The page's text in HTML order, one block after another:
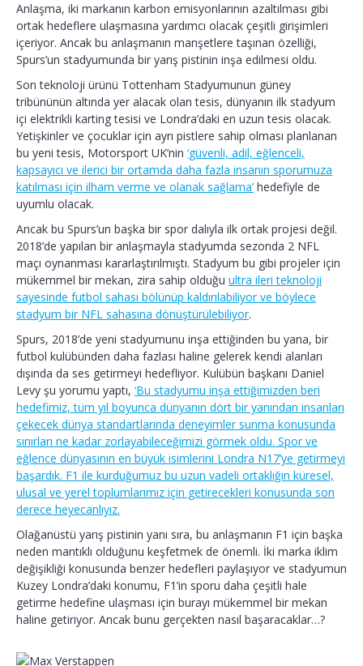
Anlaşma, iki markanın karbon emisyonlarının azaltılması gibi
ortak hedeflere ulaşmasına yardımcı olacak çeşitli girişimleri
içeriyor. Ancak bu anlaşmanın manşetlere taşınan özelliği,
Spurs’un stadyumunda bir yarış pistinin inşa edilmesi oldu.
Son teknoloji ürünü Tottenham Stadyumunun güney
tribününün altında yer alacak olan tesis, dünyanın ilk stadyum
içi elektrikli karting tesisi ve Londra’daki en uzun tesis olacak.
Yetişkinler ve çocuklar için ayrı pistlere sahip olması planlanan
bu yeni tesis, Motorsport UK’nin ‘güvenli, adil, eğlenceli,
kapsayıcı ve ilerici bir ortamda daha fazla insanın sporumuza
katılması için ilham verme ve olanak sağlama’ hedefiyle de
uyumlu olacak.
Ancak bu Spurs’un başka bir spor dalıyla ilk ortak projesi değil.
2018’de yapılan bir anlaşmayla stadyumda sezonda 2 NFL
maçı oynanması kararlaştırılmıştı. Stadyum bu gibi projeler için
mükemmel bir mekan, zira sahip olduğu ultra ileri teknoloji
sayesinde futbol sahası bölünüp kaldırılabiliyor ve böylece
stadyum bir NFL sahasına dönüştürülebiliyor.
Spurs, 2018’de yeni stadyumunu inşa ettiğinden bu yana, bir
futbol kulübünden daha fazlası haline gelerek kendi alanları
dışında da ses getirmeyi hedefliyor. Kulübün başkanı Daniel
Levy şu yorumu yaptı, ‘Bu stadyumu inşa ettiğimizden beri
hedefimiz, tüm yıl boyunca dünyanın dört bir yanından insanları
çekecek dünya standartlarında deneyimler sunma konusunda
sınırları ne kadar zorlayabileceğimizi görmek oldu. Spor ve
eğlence dünyasının en büyük isimlerini Londra N17’ye getirmeyi
başardık. F1 ile kurduğumuz bu uzun vadeli ortaklığın küresel,
ulusal ve yerel toplumlarımız için getirecekleri konusunda son
derece heyecanlıyız.
Olağanüstü yarış pistinin yanı sıra, bu anlaşmanın F1 için başka
neden mantıklı olduğunu keşfetmek de önemli. İki marka iklim
değişikliği konusunda benzer hedefleri paylaşıyor ve stadyumun
Kuzey Londra’daki konumu, F1’in sporu daha çeşitli hale
getirme hedefine ulaşması için burayı mükemmel bir mekan
haline getiriyor. Ancak bunu gerçekten nasıl başaracaklar…?